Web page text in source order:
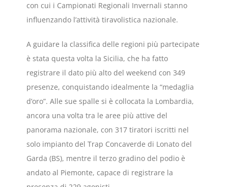
con cui i Campionati Regionali Invernali stanno
influenzando l’attività tiravolistica nazionale.
A guidare la classifica delle regioni più partecipate
è stata questa volta la Sicilia, che ha fatto
registrare il dato più alto del weekend con 349
presenze, conquistando idealmente la “medaglia
d’oro”. Alle sue spalle si è collocata la Lombardia,
ancora una volta tra le aree più attive del
panorama nazionale, con 317 tiratori iscritti nel
solo impianto del Trap Concaverde di Lonato del
Garda (BS), mentre il terzo gradino del podio è
andato al Piemonte, capace di registrare la